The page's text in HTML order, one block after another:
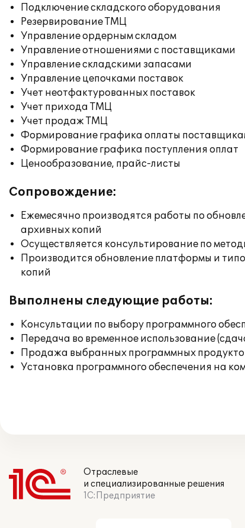
Подключение складского оборудования
Резервирование ТМЦ
Управление ордерным складом
Управление отношениями с поставщиками
Управление складскими запасами
Управление цепочками поставок
Учет неотфактурованных поставок
Учет прихода ТМЦ
Учет продаж ТМЦ
Формирование графика оплаты
Формирование графика поступления оплат
Ценообразование, прайс-листы
Сопровождение:
Ежемесячно производятся работы по
архивных копий
Осуществляется консультирование по
Производится обновление платформы и
копий
Выполнены следующие работы:
Консультации по выбору программного
Передача во временное использование
Продажа выбранных программных
Установка программного обеспечения на
Отраслевые
и специализированные решения
1С:Предприятие